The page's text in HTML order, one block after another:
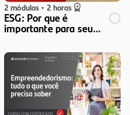
2 módulos • 2 horas
ESG: Por que é
importante para seu
negócio?